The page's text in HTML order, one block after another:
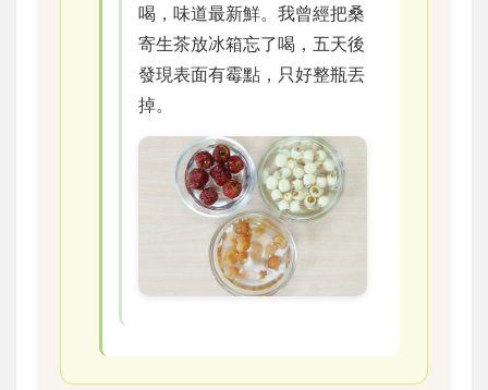
喝，味道最新鮮。我曾經把桑
寄生茶放冰箱忘了喝，五天後
發現表面有霉點，只好整瓶丟
掉。